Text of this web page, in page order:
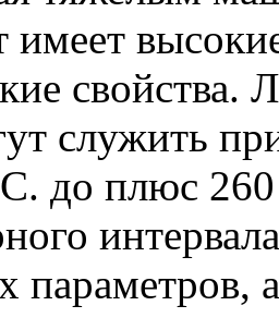
имеет
свойства.
служить
до плюс
параметров,